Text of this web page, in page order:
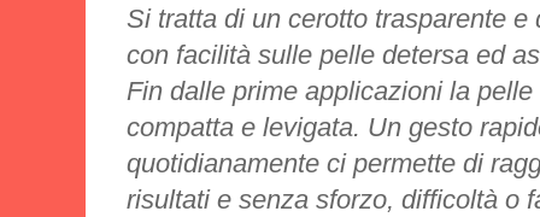
Si tratta di un cerotto trasparente
con facilità sulle pelle detersa ed
Fin dalle prime applicazioni la
compatta e levigata. Un gesto
quotidianamente ci permette di
risultati e senza sforzo, difficoltà o